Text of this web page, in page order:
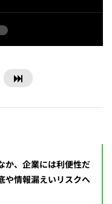
か、企業には利便性だ
や情報漏えいリスクへ